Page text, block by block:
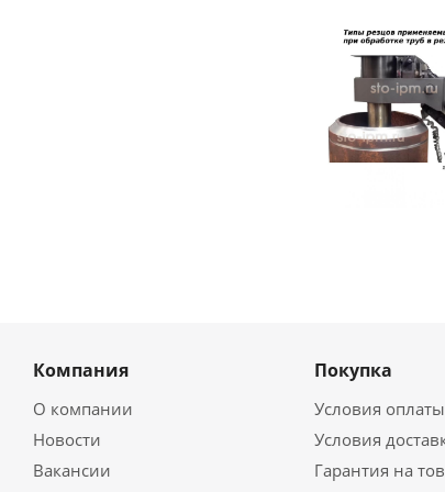
Компания
О компании
Новости
Вакансии
Покупка
Условия оплаты
Условия
Гарантия на